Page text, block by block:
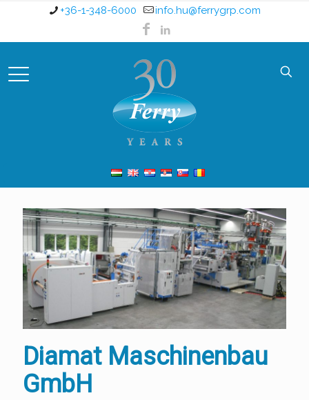
+36-1-348-6000 info.hu@ferrygrp.com
Diamat Maschinenbau
GmbH